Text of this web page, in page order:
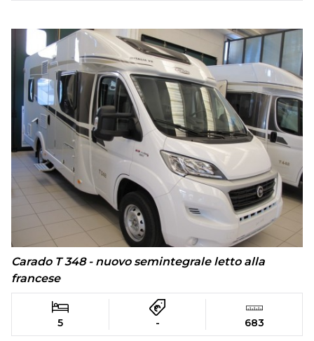
Carado T 348 - nuovo semintegrale letto alla
francese
5 - 683